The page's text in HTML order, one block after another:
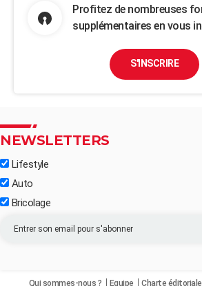
Profitez de nombreuses
supplémentaires en vous
S'INSCRIRE
NEWSLETTERS
Lifestyle
Auto
Bricolage
Qui sommes-nous ? Equipe Charte éditoriale